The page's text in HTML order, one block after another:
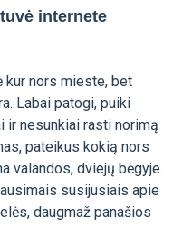
internete
kur nors mieste, bet
Labai patogi, puiki
ir nesunkiai rasti norimą
pateikus kokią nors
valandos, dviejų bėgyje.
susijusiais apie
daugmaž panašios